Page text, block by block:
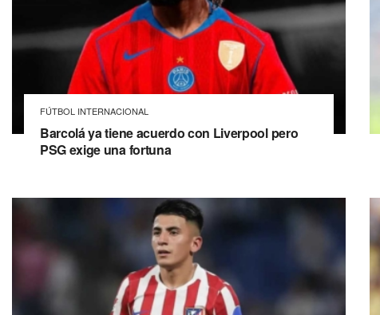
FÚTBOL INTERNACIONAL
Barcolá ya tiene acuerdo con Liverpool pero
PSG exige una fortuna